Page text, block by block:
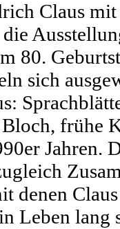
Claus
80.
sich
frühe
Jahren.
denen
Leben lang